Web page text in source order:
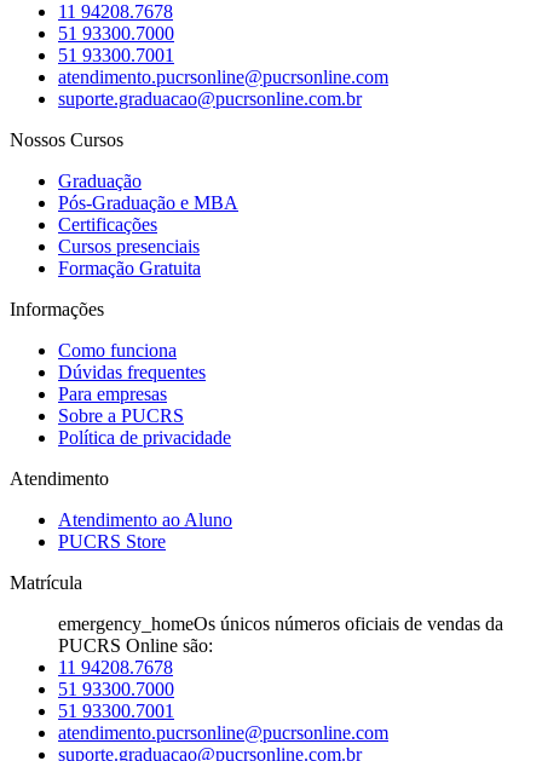
11 94208.7678
51 93300.7000
51 93300.7001
atendimento.pucrsonline@pucrsonline.com
suporte.graduacao@pucrsonline.com.br
Nossos Cursos
Graduação
Pós-Graduação e MBA
Certificações
Cursos presenciais
Formação Gratuita
Informações
Como funciona
Dúvidas frequentes
Para empresas
Sobre a PUCRS
Política de privacidade
Atendimento
Atendimento ao Aluno
PUCRS Store
Matrícula
emergency_homeOs únicos números oficiais de vendas da
PUCRS Online são:
11 94208.7678
51 93300.7000
51 93300.7001
atendimento.pucrsonline@pucrsonline.com
suporte.graduacao@pucrsonline.com.br